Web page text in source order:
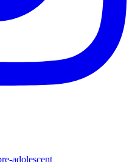
adolescent